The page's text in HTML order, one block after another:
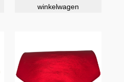
winkelwagen